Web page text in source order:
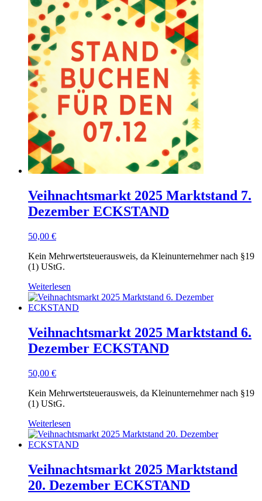
Veihnachtsmarkt 2025 Marktstand 7.
Dezember ECKSTAND
50,00 €
Kein Mehrwertsteuerausweis, da Kleinunternehmer nach §19
(1) UStG.
Weiterlesen
Veihnachtsmarkt 2025 Marktstand 6.
Dezember ECKSTAND
50,00 €
Kein Mehrwertsteuerausweis, da Kleinunternehmer nach §19
(1) UStG.
Weiterlesen
Veihnachtsmarkt 2025 Marktstand
20. Dezember ECKSTAND